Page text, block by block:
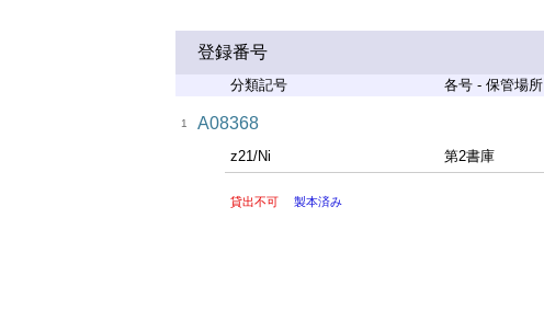
登録番号
分類記号 各号 - 保管場所
1 A08368
z21/Ni 第2書庫
貸出不可 製本済み